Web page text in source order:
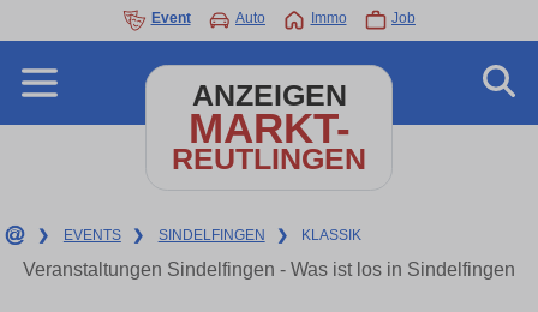
Event Auto Immo Job
ANZEIGEN
MARKT-
REUTLINGEN
❯ EVENTS ❯ SINDELFINGEN ❯ KLASSIK
Veranstaltungen Sindelfingen - Was ist los in Sindelfingen